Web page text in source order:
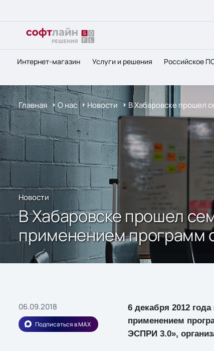
Интернет-магазин Услуги и решения Российское
Главная О нас Новости В Хабаровске прошел
Новости
В Хабаровске прошел
применением программ
06.09.2018
Подписаться в MAX
6 декабря 2012
применением
ЭСПРИ 3.0»,